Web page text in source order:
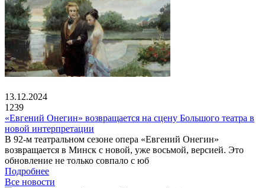
13.12.2024
1239
«Евгений Онегин» возвращается на сцену Большого театра в
новой интерпретации
В 92-м театральном сезоне опера «Евгений Онегин»
возвращается в Минск с новой, уже восьмой, версией. Это
обновление не только совпало с юб
Подробнее
Все новости